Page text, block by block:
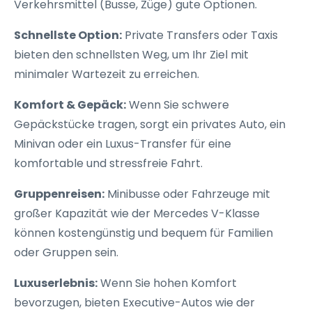
Verkehrsmittel (Busse, Züge) gute Optionen.
Schnellste Option: Private Transfers oder Taxis
bieten den schnellsten Weg, um Ihr Ziel mit
minimaler Wartezeit zu erreichen.
Komfort & Gepäck:Wenn Sie schwere
Gepäckstücke tragen, sorgt ein privates Auto, ein
Minivan oder ein Luxus-Transfer für eine
komfortable und stressfreie Fahrt.
Gruppenreisen: Minibusse oder Fahrzeuge mit
großer Kapazität wie der Mercedes V-Klasse
können kostengünstig und bequem für Familien
oder Gruppen sein.
Luxuserlebnis:Wenn Sie hohen Komfort
bevorzugen, bieten Executive-Autos wie der